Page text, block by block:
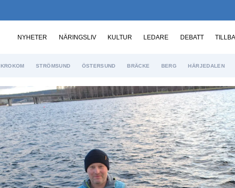
NYHETER NÄRINGSLIV KULTUR LEDARE DEBATT
KROKOM STRÖMSUND ÖSTERSUND BRÄCKE BERG HÄRJEDALEN